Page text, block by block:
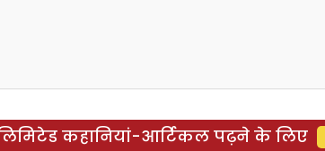
कहानियां-आर्टिकल पढ़ने के लिए